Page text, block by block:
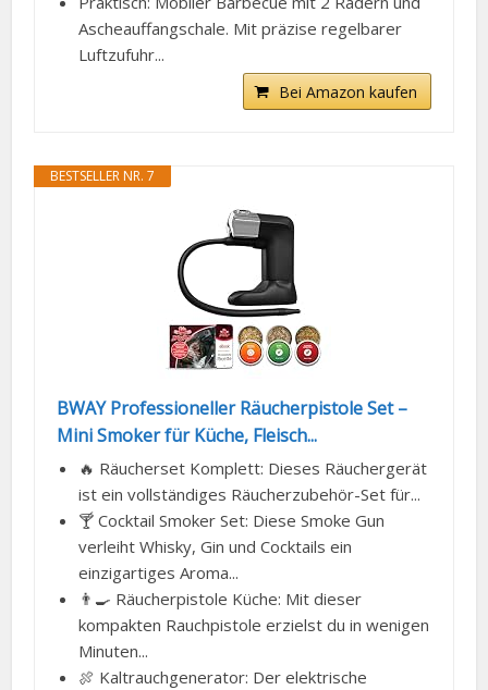
Ascheauffangschale. Mit präzise regelbarer
Luftzufuhr...
Bei Amazon kaufen
BESTSELLER NR. 7
BWAY Professioneller Räucherpistole Set –
Mini Smoker für Küche, Fleisch...
🔥 Räucherset Komplett: Dieses Räuchergerät
ist ein vollständiges Räucherzubehör-Set für...
🍸 Cocktail Smoker Set: Diese Smoke Gun
verleiht Whisky, Gin und Cocktails ein
einzigartiges Aroma...
👨🍳 Räucherpistole Küche: Mit dieser
kompakten Rauchpistole erzielst du in wenigen
Minuten...
🍖 Kaltrauchgenerator: Der elektrische